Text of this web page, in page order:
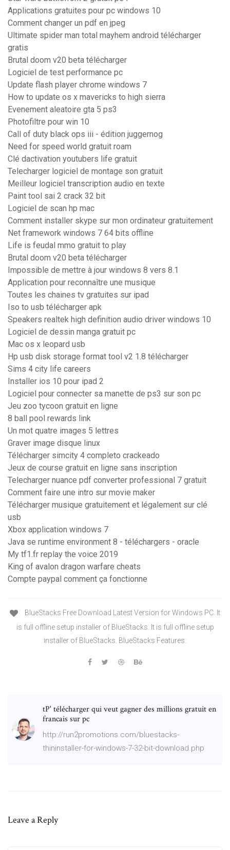
Applications gratuites pour pc windows 10
Comment changer un pdf en jpeg
Ultimate spider man total mayhem android télécharger
gratis
Brutal doom v20 beta télécharger
Logiciel de test performance pc
Update flash player chrome windows 7
How to update os x mavericks to high sierra
Evenement aleatoire gta 5 ps3
Photofiltre pour win 10
Call of duty black ops iii - édition juggernog
Need for speed world gratuit roam
Clé dactivation youtubers life gratuit
Telecharger logiciel de montage son gratuit
Meilleur logiciel transcription audio en texte
Paint tool sai 2 crack 32 bit
Logiciel de scan hp mac
Comment installer skype sur mon ordinateur gratuitement
Net framework windows 7 64 bits offline
Life is feudal mmo gratuit to play
Brutal doom v20 beta télécharger
Impossible de mettre à jour windows 8 vers 8.1
Application pour reconnaître une musique
Toutes les chaines tv gratuites sur ipad
Iso to usb télécharger apk
Speakers realtek high definition audio driver windows 10
Logiciel de dessin manga gratuit pc
Mac os x leopard usb
Hp usb disk storage format tool v2 1.8 télécharger
Sims 4 city life careers
Installer ios 10 pour ipad 2
Logiciel pour connecter sa manette de ps3 sur son pc
Jeu zoo tycoon gratuit en ligne
8 ball pool rewards link
Un mot quatre images 5 lettres
Graver image disque linux
Télécharger simcity 4 completo crackeado
Jeux de course gratuit en ligne sans inscription
Telecharger nuance pdf converter professional 7 gratuit
Comment faire une intro sur movie maker
Télécharger musique gratuitement et légalement sur clé
usb
Xbox application windows 7
Java se runtime environment 8 - téléchargers - oracle
My tf1.fr replay the voice 2019
King of avalon dragon warfare cheats
Compte paypal comment ça fonctionne
BlueStacks Free Download Latest Version for Windows PC. It
is full offline setup installer of BlueStacks. It is full offline setup
installer of BlueStacks. BlueStacks Features:
tP' télécharger qui veut gagner des millions gratuit en
francais sur pc
http://run2promotions.com/bluestacks-
thininstaller-for-windows-7-32-bit-download.php
Leave a Reply